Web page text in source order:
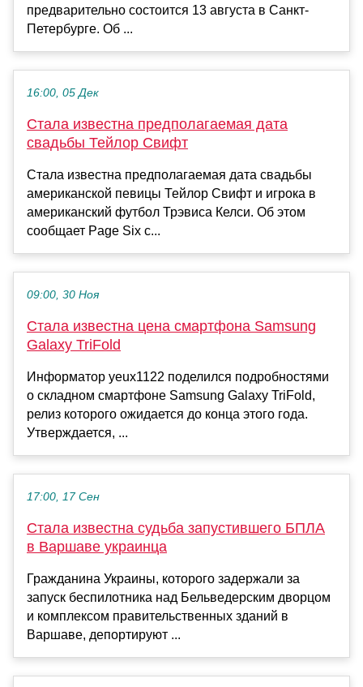
предварительно состоится 13 августа в Санкт-
Петербурге. Об ...
16:00, 05 Дек
Стала известна предполагаемая дата
свадьбы Тейлор Свифт
Стала известна предполагаемая дата свадьбы
американской певицы Тейлор Свифт и игрока в
американский футбол Трэвиса Келси. Об этом
сообщает Page Six с...
09:00, 30 Ноя
Стала известна цена смартфона Samsung
Galaxy TriFold
Информатор yeux1122 поделился подробностями
о складном смартфоне Samsung Galaxy TriFold,
релиз которого ожидается до конца этого года.
Утверждается, ...
17:00, 17 Сен
Стала известна судьба запустившего БПЛА
в Варшаве украинца
Гражданина Украины, которого задержали за
запуск беспилотника над Бельведерским дворцом
и комплексом правительственных зданий в
Варшаве, депортируют ...